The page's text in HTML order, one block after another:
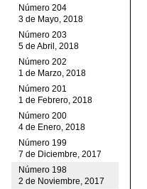
Número 204
3 de Mayo, 2018
Número 203
5 de Abril, 2018
Número 202
1 de Marzo, 2018
Número 201
1 de Febrero, 2018
Número 200
4 de Enero, 2018
Número 199
7 de Diciembre, 2017
Número 198
2 de Noviembre, 2017